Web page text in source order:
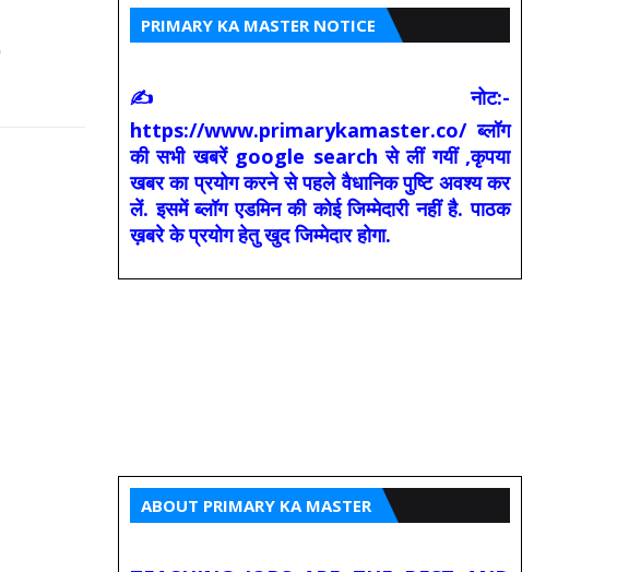
PRIMARY KA MASTER NOTICE
✍ नोट:-
https://www.primarykamaster.co/ ब्लॉग
की सभी खबरें google search से लीं गयीं ,कृपया
खबर का प्रयोग करने से पहले वैधानिक पुष्टि अवश्य कर
लें. इसमें ब्लॉग एडमिन की कोई जिम्मेदारी नहीं है. पाठक
ख़बरे के प्रयोग हेतु खुद जिम्मेदार होगा.
ABOUT PRIMARY KA MASTER